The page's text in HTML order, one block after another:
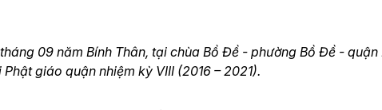
09 năm Bính Thân, tại chùa Bồ Đề - phường Bồ Đề - quận
giáo quận nhiệm kỳ VIII (2016 – 2021).